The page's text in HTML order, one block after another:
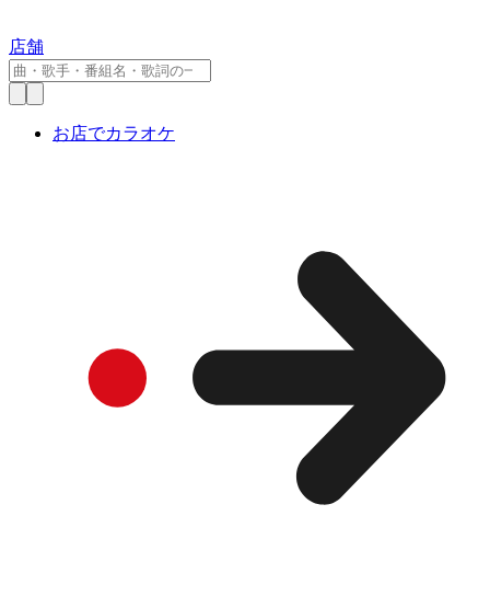
店舗
お店でカラオケ